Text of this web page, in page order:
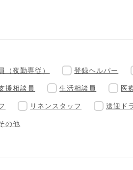
（夜勤専従） 登録ヘルパー
援相談員 生活相談員 医
リネンスタッフ 送迎ド
の他